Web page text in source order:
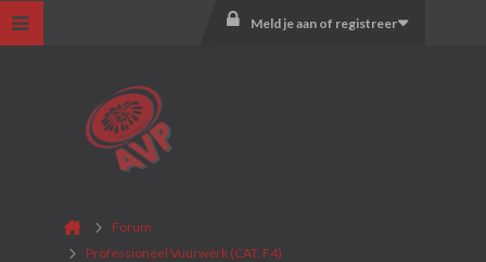
Meld je aan of registreer
Forum
Professioneel Vuurwerk (CAT. F4)